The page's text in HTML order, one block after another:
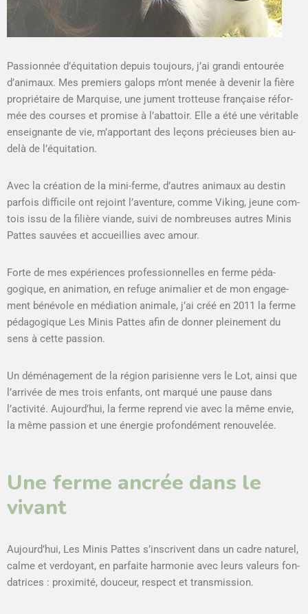
Pas­sion­née d’équitation depuis tou­jours, j’ai gran­di entourée
d’animaux. Mes pre­miers galops m’ont menée à devenir la fière
pro­prié­taire de Mar­quise, une jument trot­teuse française réfor­
mée des cours­es et promise à l’abattoir. Elle a été une véri­ta­ble
enseignante de vie, m’apportant des leçons pré­cieuses bien au-
delà de l’équitation.
Avec la créa­tion de la mini-ferme, d’autres ani­maux au des­tin
par­fois dif­fi­cile ont rejoint l’aventure, comme Viking, jeune com­
tois issu de la fil­ière viande, suivi de nom­breuses autres Min­is
Pattes sauvées et accueil­lies avec amour.
Forte de mes expéri­ences pro­fes­sion­nelles en ferme péd­a­
gogique, en ani­ma­tion, en refuge ani­malier et de mon engage­
ment bénév­ole en médi­a­tion ani­male, j’ai créé en 2011 la ferme
péd­a­gogique Les Min­is Pattes afin de don­ner pleine­ment du
sens à cette pas­sion.
Un démé­nage­ment de la région parisi­enne vers le Lot, ain­si que
l’arrivée de mes trois enfants, ont mar­qué une pause dans
l’activité. Aujourd’hui, la ferme reprend vie avec la même envie,
la même pas­sion et une énergie pro­fondé­ment renou­velée.
Une ferme ancrée dans le
vivant
Aujourd’hui, Les Min­is Pattes s’inscrivent dans un cadre naturel,
calme et ver­doy­ant, en par­faite har­monie avec leurs valeurs fon­
da­tri­ces : prox­im­ité, douceur, respect et trans­mis­sion.